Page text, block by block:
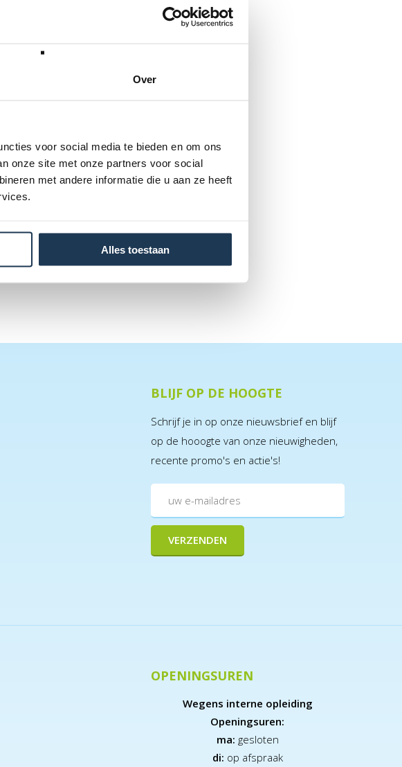
Over
voor social media te bieden en om ons
onze site met onze partners voor social
met andere informatie die u aan ze heeft
Alles toestaan
BLIJF OP DE HOOGTE
Schrijf je in op onze nieuwsbrief en blijf
op de hooogte van onze nieuwigheden,
recente promo's en actie's!
OPENINGSUREN
Wegens interne opleiding
Openingsuren:
ma: gesloten
di: op afspraak